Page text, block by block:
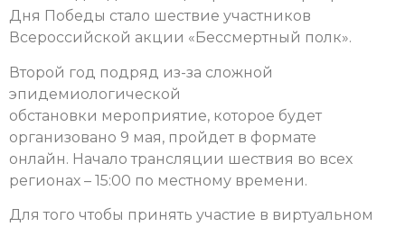
Дня Победы стало шествие участников
Всероссийской акции «Бессмертный полк».
Второй год подряд из-за сложной
эпидемиологической
обстановки мероприятие, которое будет
организовано 9 мая, пройдет в формате
онлайн. Начало трансляции шествия во всех
регионах – 15:00 по местному времени.
Для того чтобы принять участие в виртуальном